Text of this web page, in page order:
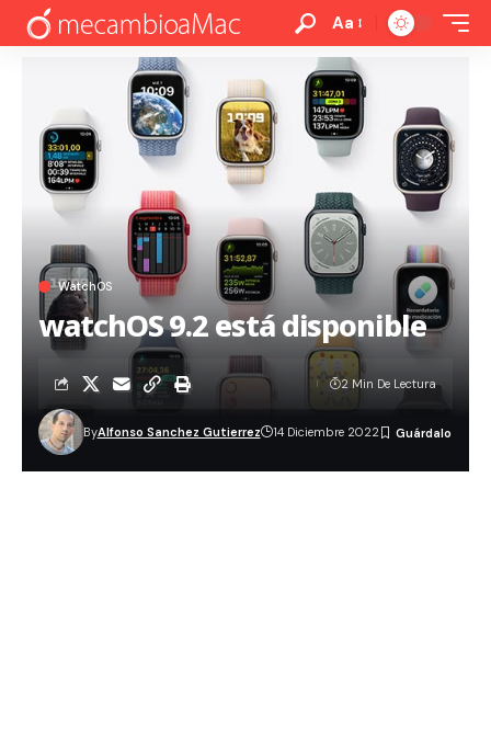
Aa
WatchOS
watchOS 9.2 está disponible
ByAlfonso Sanchez Gutierrez 14 Diciembre 2022
2 Min De Lectura